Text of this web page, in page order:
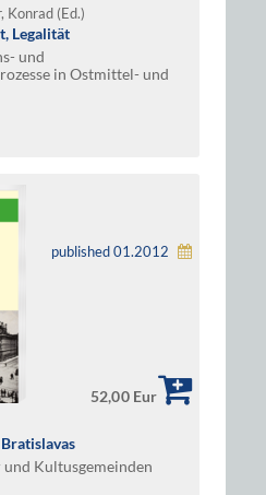
Konrad (Ed.)
Legalität
und
in Ostmittel- und
published 01.2012
52,00 Eur
Kultusgemeinden